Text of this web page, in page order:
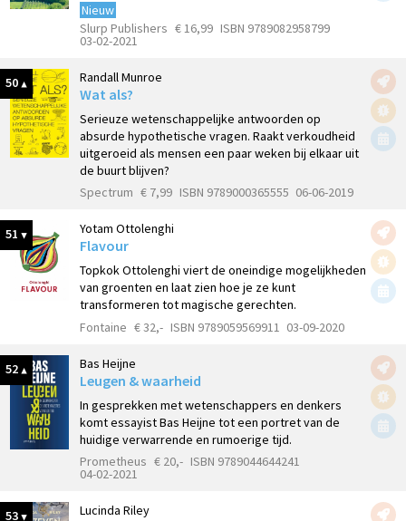
Nieuw
Slurp Publishers € 16,99 ISBN 9789082958799
03-02-2021
50 Randall Munroe
Wat als?
Serieuze wetenschappelijke antwoorden op
absurde hypothetische vragen. Raakt verkoudheid
uitgeroeid als mensen een paar weken bij elkaar uit
de buurt blijven?
Spectrum € 7,99 ISBN 9789000365555 06-06-2019
51 Yotam Ottolenghi
Flavour
Topkok Ottolenghi viert de oneindige mogelijkheden
van groenten en laat zien hoe je ze kunt
transformeren tot magische gerechten.
Fontaine € 32,- ISBN 9789059569911 03-09-2020
52 Bas Heijne
Leugen & waarheid
In gesprekken met wetenschappers en denkers
komt essayist Bas Heijne tot een portret van de
huidige verwarrende en rumoerige tijd.
Prometheus € 20,- ISBN 9789044644241
04-02-2021
53 Lucinda Riley